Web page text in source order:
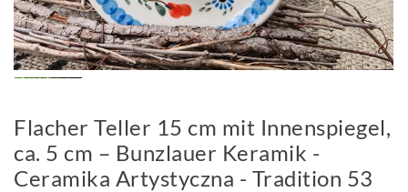
Flacher Teller 15 cm mit Innenspiegel,
ca. 5 cm – Bunzlauer Keramik -
Ceramika Artystyczna - Tradition 53